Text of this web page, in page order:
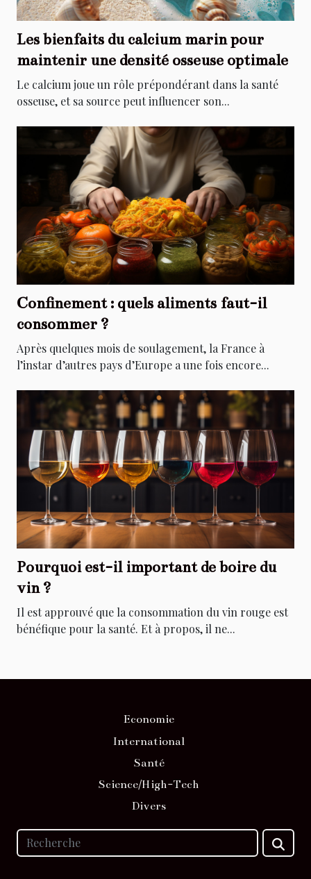
Les bienfaits du calcium marin pour
maintenir une densité osseuse optimale
Le calcium joue un rôle prépondérant dans la santé
osseuse, et sa source peut influencer son...
Confinement : quels aliments faut-il
consommer ?
Après quelques mois de soulagement, la France à
l’instar d’autres pays d’Europe a une fois encore...
Pourquoi est-il important de boire du
vin ?
Il est approuvé que la consommation du vin rouge est
bénéfique pour la santé. Et à propos, il ne...
Economie
International
Santé
Science/High-Tech
Divers